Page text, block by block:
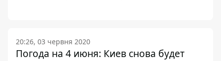
20:26, 03 червня 2020
Погода на 4 июня: Киев снова будет